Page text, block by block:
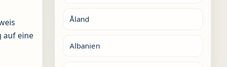
auf eine
Åland
Albanien